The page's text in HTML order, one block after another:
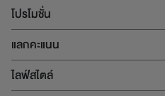
โปรโมชั่น
แลกคะแนน
ไลฟ์สไตล์